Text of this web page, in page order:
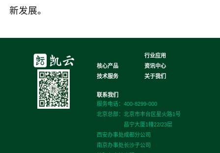
新发展。
核心产品
技术服务
行业应用
资讯中心
关于我们
联系我们
服务电话：400-8299-000
北京总部： 北京市丰台区星火路1号
昌宁大厦1幢22/23层
西安办事处成都分公司
南京办事处长沙子公司